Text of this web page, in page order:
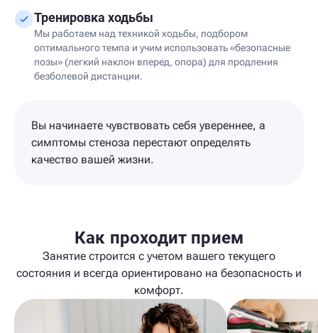
Тренировка ходьбы
Мы работаем над техникой ходьбы, подбором
оптимального темпа и учим использовать «безопасные
позы» (легкий наклон вперед, опора) для продления
безболевой дистанции.
Вы начинаете чувствовать себя увереннее, а
симптомы стеноза перестают определять
качество вашей жизни.
Как проходит прием
Занятие строится с учетом вашего текущего
состояния и всегда ориентировано на безопасность и
комфорт.